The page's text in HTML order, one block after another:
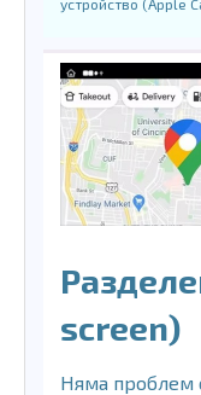
устройство (Apple
screen)
Няма проблем